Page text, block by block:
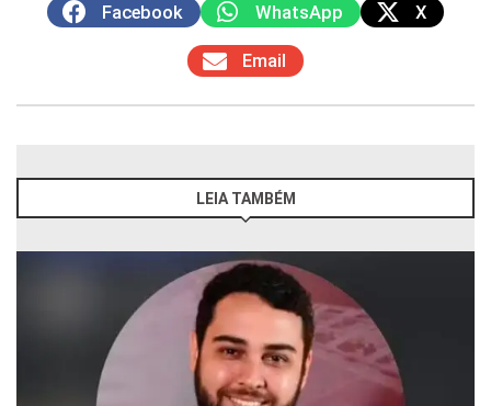
Facebook WhatsApp X
Email
LEIA TAMBÉM